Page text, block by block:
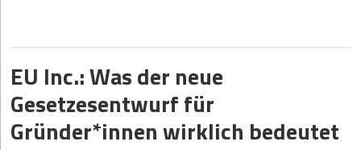
einer gewissen Form lebendig zu machen. Erfolgreiches
Branding macht sich also vor allem bemerkbar, wenn es gelingt,
eine eigene Markenidentität zu erschaffen und daraus
resultierend eine bessere Marktposition zu erreichen.“
EU Inc.: Was der neue
Gesetzesentwurf für
Gründer*innen wirklich bedeutet